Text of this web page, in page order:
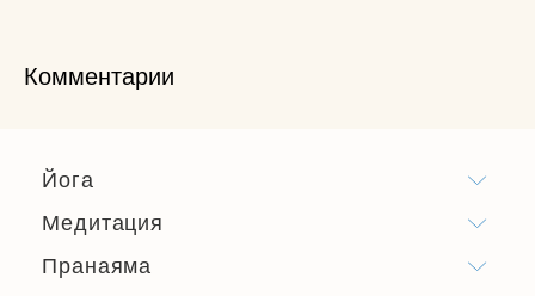
Комментарии
Йога
Медитация
Пранаяма